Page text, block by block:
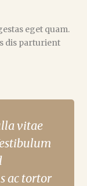
eget quam.
dis parturient
vitae
ac tortor